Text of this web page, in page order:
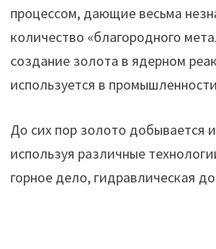
процессом, дающие весьма
количество «благородного
создание золота в ядерном
используется в
До сих пор золото добывается
используя различные
горное дело, гидравлическая